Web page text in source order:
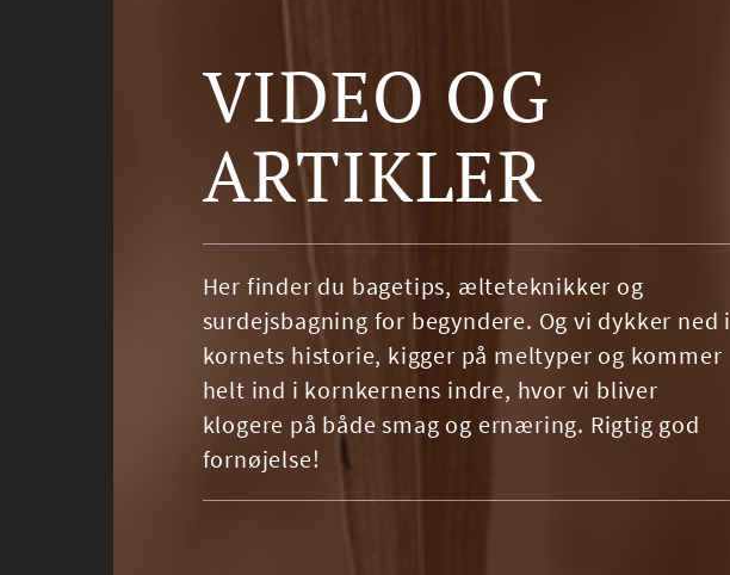
VIDEO OG
ARTIKLER
Her finder du bagetips, ælteteknikker og
surdejsbagning for begyndere. Og vi dykker ned i
kornets historie, kigger på meltyper og kommer
helt ind i kornkernens indre, hvor vi bliver
klogere på både smag og ernæring. Rigtig god
fornøjelse!